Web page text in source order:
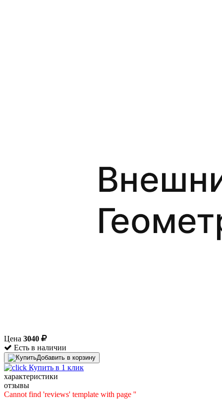
Цена 3040
Есть в наличии
Добавить в корзину
Купить в 1 клик
характеристики
отзывы
Cannot find 'reviews' template with page ''